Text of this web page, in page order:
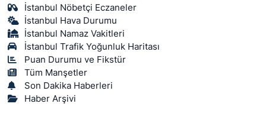
İstanbul Nöbetçi Eczaneler
İstanbul Hava Durumu
İstanbul Namaz Vakitleri
İstanbul Trafik Yoğunluk Haritası
Puan Durumu ve Fikstür
Tüm Manşetler
Son Dakika Haberleri
Haber Arşivi